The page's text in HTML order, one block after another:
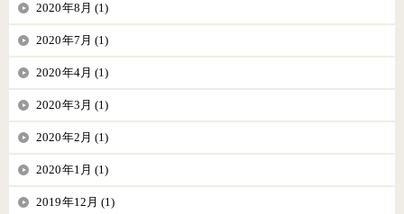
2020年8月 (1)
2020年7月 (1)
2020年4月 (1)
2020年3月 (1)
2020年2月 (1)
2020年1月 (1)
2019年12月 (1)